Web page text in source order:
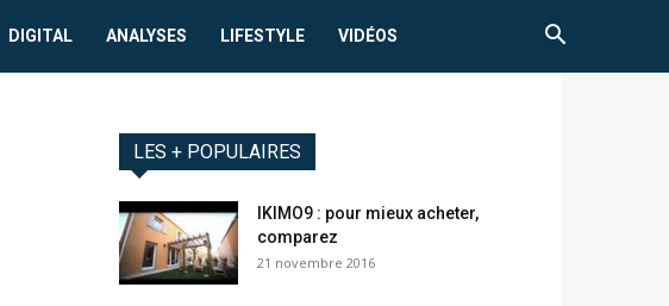
DIGITAL ANALYSES LIFESTYLE VIDÉOS
LES + POPULAIRES
IKIMO9 : pour mieux acheter,
comparez
21 novembre 2016